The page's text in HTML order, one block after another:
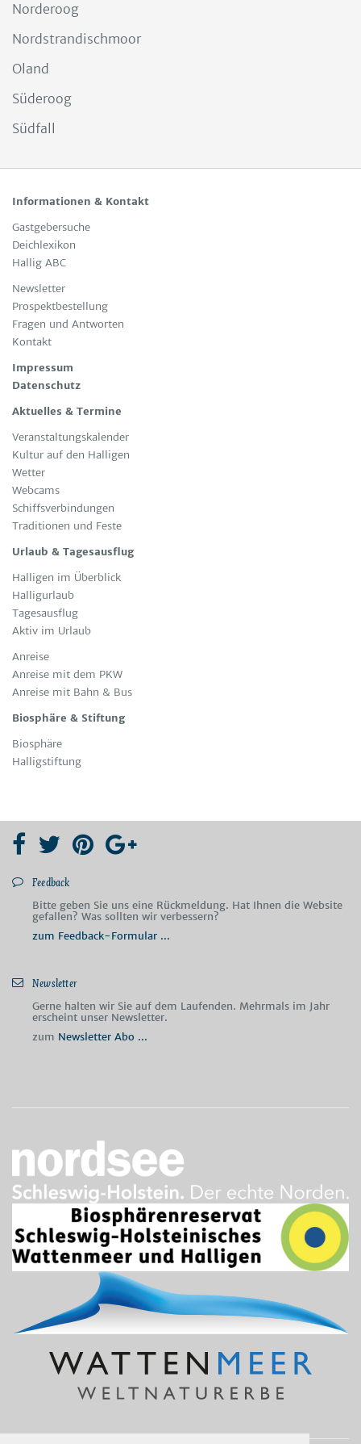
Norderoog
Nordstrandischmoor
Oland
Süderoog
Südfall
Informationen & Kontakt
Gast­ge­bersuche
Deichlexikon
Hallig ABC
News­let­ter
Pro­spekt­be­stel­lung
Fra­gen und Ant­wor­ten
Kon­takt
Im­pres­sum
Da­ten­schutz
Aktuelles & Termine
Ver­an­stal­tungs­ka­len­der
Kul­tur auf den Hal­li­gen
Wet­ter
Web­cams
Schiffs­ver­bin­dun­gen
Tra­di­tio­nen und Fes­te
Urlaub & Tagesausflug
Hal­li­gen im Über­blick
Hal­lig­ur­laub
Ta­ges­aus­ﬂug
Ak­tiv im Ur­laub
An­rei­se
Anreise mit dem PKW
Anreise mit Bahn & Bus
Biosphäre & Stiftung
Bio­sphä­re
Hal­li­gstif­tung
Feedback
Bitte geben Sie uns eine Rückmeldung. Hat Ihnen die Website
gefallen? Was sollten wir verbessern?
zum Feedback-Formular ...
Newsletter
Gerne halten wir Sie auf dem Laufenden. Mehrmals im Jahr
erscheint unser Newsletter.
zum Newsletter Abo ...